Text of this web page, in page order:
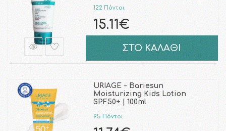
122 Πόντοι
15.11€
ΣΤΟ ΚΑΛΑΘΙ
URIAGE - Bariesun
Moisturizing Kids Lotion
SPF50+ | 100ml
95 Πόντοι